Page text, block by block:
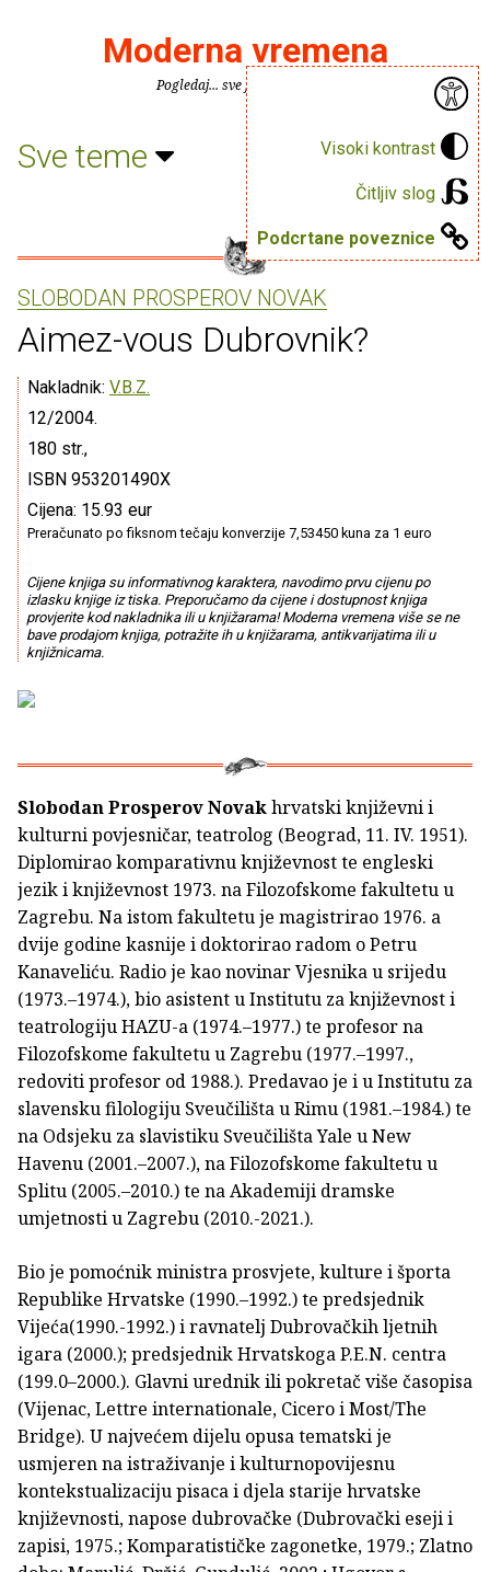
Visoki kontrast
Čitljiv slog
Podcrtane poveznice
Moderna vremena
Pogledaj... sve je puno knjiga.
Sve teme
SLOBODAN PROSPEROV NOVAK
Aimez-vous Dubrovnik?
Nakladnik: V.B.Z.
12/2004.
180 str.,
ISBN 953201490X
Cijena: 15.93 eur
Preračunato po fiksnom tečaju konverzije 7,53450 kuna za 1 euro
Cijene knjiga su informativnog karaktera, navodimo prvu cijenu po
izlasku knjige iz tiska. Preporučamo da cijene i dostupnost knjiga
provjerite kod nakladnika ili u knjižarama! Moderna vremena više se ne
bave prodajom knjiga, potražite ih u knjižarama, antikvarijatima ili u
knjižnicama.
Slobodan Prosperov Novakhrvatski književni i
kulturni povjesničar, teatrolog (Beograd, 11. IV. 1951).
Diplomirao komparativnu književnost te engleski
jezik i književnost 1973. na Filozofskome fakultetu u
Zagrebu. Na istom fakultetu je magistrirao 1976. a
dvije godine kasnije i doktorirao radom o Petru
Kanaveliću. Radio je kao novinar Vjesnika u srijedu
(1973.–1974.), bio asistent u Institutu za književnost i
teatrologiju HAZU-a (1974.–1977.) te profesor na
Filozofskome fakultetu u Zagrebu (1977.–1997.,
redoviti profesor od 1988.). Predavao je i u Institutu za
slavensku filologiju Sveučilišta u Rimu (1981.–1984.) te
na Odsjeku za slavistiku Sveučilišta Yale u New
Havenu (2001.–2007.), na Filozofskome fakultetu u
Splitu (2005.–2010.) te na Akademiji dramske
umjetnosti u Zagrebu (2010.-2021.).
Bio je pomoćnik ministra prosvjete, kulture i športa
Republike Hrvatske (1990.–1992.) te predsjednik
Vijeća(1990.-1992.) i ravnatelj Dubrovačkih ljetnih
igara (2000.); predsjednik Hrvatskoga P.E.N. centra
(199.0–2000.). Glavni urednik ili pokretač više časopisa
(Vijenac, Lettre internationale, Cicero i Most/The
Bridge). U najvećem dijelu opusa tematski je
usmjeren na istraživanje i kulturnopovijesnu
kontekstualizaciju pisaca i djela starije hrvatske
književnosti, napose dubrovačke (Dubrovački eseji i
zapisi, 1975.; Komparatističke zagonetke, 1979.; Zlatno